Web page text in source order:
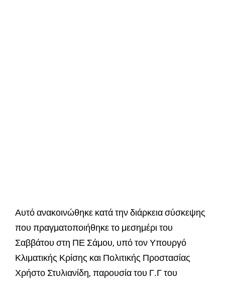
Αυτό ανακοινώθηκε κατά την διάρκεια σύσκεψης
που πραγματοποιήθηκε το μεσημέρι του
Σαββάτου στη ΠΕ Σάμου, υπό τον Υπουργό
Κλιματικής Κρίσης και Πολιτικής Προστασίας
Χρήστο Στυλιανίδη, παρουσία του Γ.Γ του